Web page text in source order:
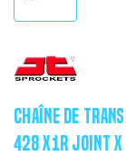
CHAÎNE DE
428 X1R JOINT X